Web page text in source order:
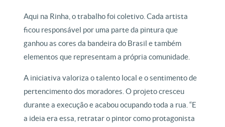
Aqui na Rinha, o trabalho foi coletivo. Cada artista
ficou responsável por uma parte da pintura que
ganhou as cores da bandeira do Brasil e também
elementos que representam a própria comunidade.
A iniciativa valoriza o talento local e o sentimento de
pertencimento dos moradores. O projeto cresceu
durante a execução e acabou ocupando toda a rua. “E
a ideia era essa, retratar o pintor como protagonista